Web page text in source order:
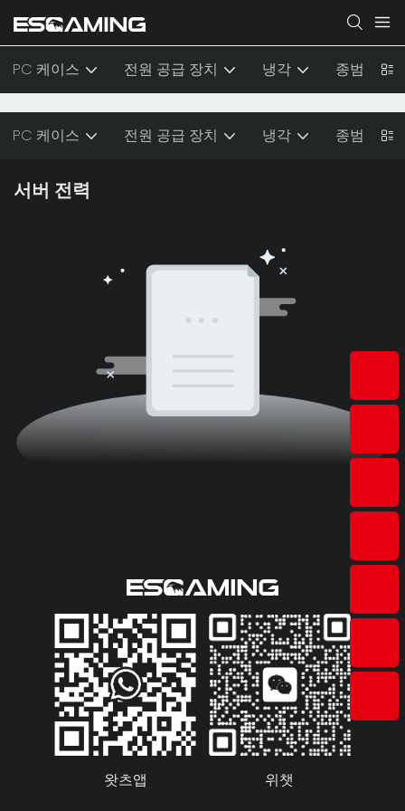
PC 케이스 전원 공급 장치 냉각 종범
PC 케이스 전원 공급 장치 냉각 종범
서버 전력
왓츠앱 위챗